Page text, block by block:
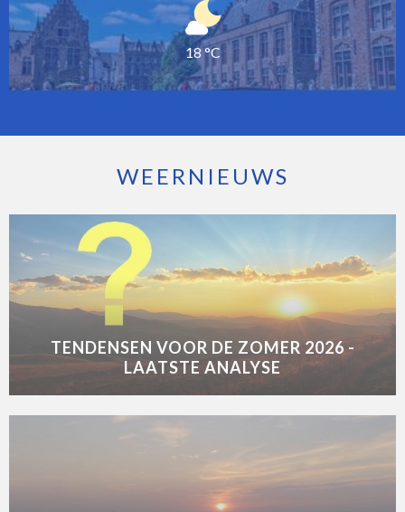
18 °C
WEERNIEUWS
TENDENSEN VOOR DE ZOMER 2026 -
LAATSTE ANALYSE